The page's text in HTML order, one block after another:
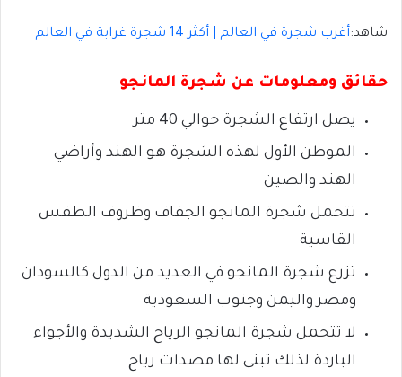
شاهد:أغرب شجرة في العالم | أكثر 14 شجرة غرابة في العالم
حقائق ومعلومات عن شجرة المانجو
يصل ارتفاع الشجرة حوالي 40 متر
الموطن الأول لهذه الشجرة هو الهند وأراضي
الهند والصين
تتحمل شجرة المانجو الجفاف وظروف الطقس
القاسية
تزرع شجرة المانجو في العديد من الدول كالسودان
ومصر واليمن وجنوب السعودية
لا تتحمل شجرة المانجو الرياح الشديدة والأجواء
الباردة لذلك تبنى لها مصدات رياح